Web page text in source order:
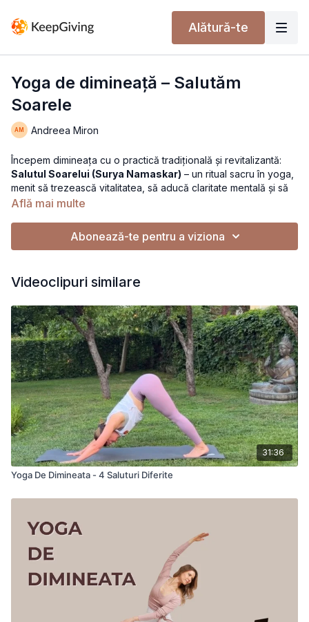
Alătură-te
Yoga de dimineață – Salutăm
Soarele
Andreea Miron
Începem dimineața cu o practică tradițională și revitalizantă:
Salutul Soarelui (Surya Namaskar) – un ritual sacru în yoga,
menit să trezească vitalitatea, să aducă claritate mentală și să
îți alinieze corpul cu ritmul natural al vieții.
Mișcările sunt coordonate cu respirația, aducând căldură în
corp, flexibilitate în coloană și o stare de prezență în minte.
recunoștință și conexiune cu lumina din tine și din jur.
Echipament: o saltea
Află mai multe
Abonează-te pentru a viziona
Videoclipuri similare
31:36
Yoga De Dimineata - 4 Saluturi Diferite